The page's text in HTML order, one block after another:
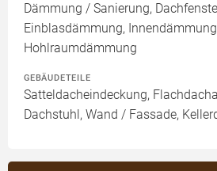
Dämmung / Sanierung,
Einblasdämmung,
Hohlraumdämmung
GEBÄUDETEILE
Satteldacheindeckung,
Dachstuhl, Wand / Fassade,